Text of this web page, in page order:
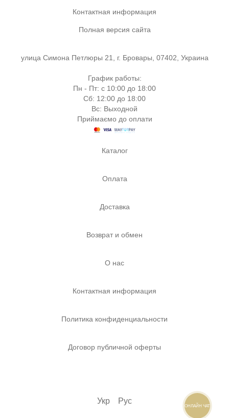
Контактная информация
Полная версия сайта
улица Симона Петлюры 21, г. Бровары, 07402, Украина
График работы:
Пн - Пт: с 10:00 до 18:00
Сб: 12:00 до 18:00
Вс: Выходной
Приймаємо до оплати
Каталог
Оплата
Доставка
Возврат и обмен
О нас
Контактная информация
Политика конфиденциальности
Договор публичной оферты
Укр Рус
ОНЛАЙН ЧАТ